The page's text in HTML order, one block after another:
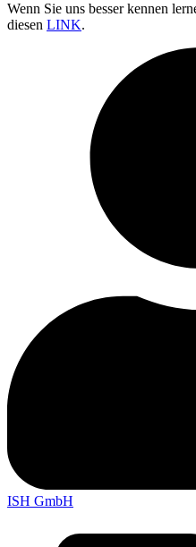
Wenn Sie uns besser kennen
diesen LINK.
ISH GmbH